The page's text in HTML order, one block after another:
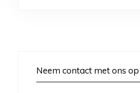
Neem contact met ons op